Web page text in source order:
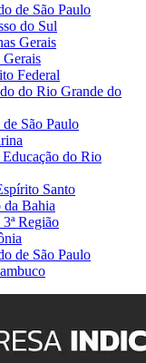
de São Paulo
do Sul
Gerais
Federal
do Rio Grande do
São Paulo
do Rio
Santo
da Bahia
Região
de São Paulo